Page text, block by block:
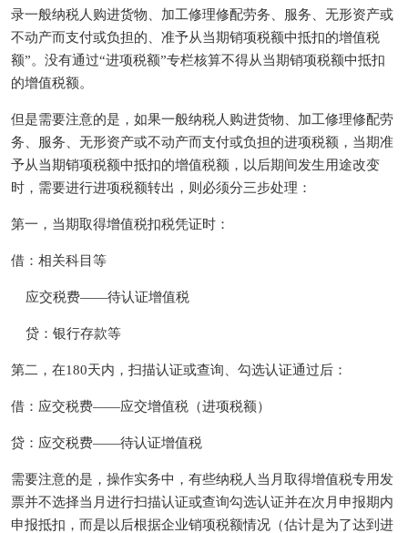
录一般纳税人购进货物、加工修理修配劳务、服务、无形资产或
不动产而支付或负担的、准予从当期销项税额中抵扣的增值税
额”。没有通过“进项税额”专栏核算不得从当期销项税额中抵扣
的增值税额。
但是需要注意的是，如果一般纳税人购进货物、加工修理修配劳
务、服务、无形资产或不动产而支付或负担的进项税额，当期准
予从当期销项税额中抵扣的增值税额，以后期间发生用途改变
时，需要进行进项税额转出，则必须分三步处理：
第一，当期取得增值税扣税凭证时：
借：相关科目等
应交税费——待认证增值税
贷：银行存款等
第二，在180天内，扫描认证或查询、勾选认证通过后：
借：应交税费——应交增值税（进项税额）
贷：应交税费——待认证增值税
需要注意的是，操作实务中，有些纳税人当月取得增值税专用发
票并不选择当月进行扫描认证或查询勾选认证并在次月申报期内
申报抵扣，而是以后根据企业销项税额情况（估计是为了达到进